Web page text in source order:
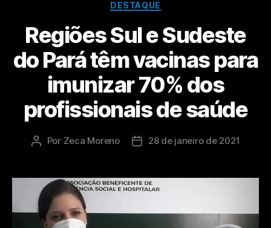
DESTAQUE
Regiões Sul e Sudeste
do Pará têm vacinas para
imunizar 70% dos
profissionais de saúde
Por Zeca Moreno 28 de janeiro de 2021